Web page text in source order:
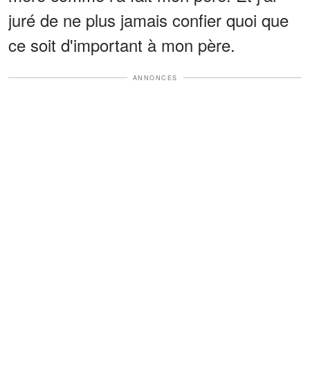
juré de ne plus jamais confier quoi que
ce soit d'important à mon père.
ANNONCES